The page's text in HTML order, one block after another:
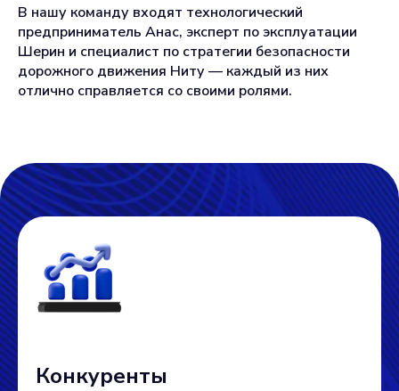
В нашу команду входят технологический
предприниматель Анас, эксперт по эксплуатации
Шерин и специалист по стратегии безопасности
дорожного движения Ниту — каждый из них
отлично справляется со своими ролями.
Конкуренты